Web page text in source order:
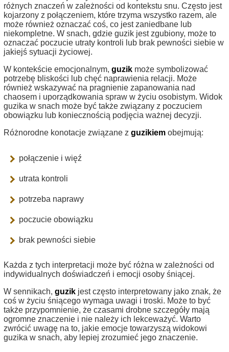
różnych znaczeń w zależności od kontekstu snu. Często jest
kojarzony z połączeniem, które trzyma wszystko razem, ale
może również oznaczać coś, co jest zaniedbane lub
niekompletne. W snach, gdzie guzik jest zgubiony, może to
oznaczać poczucie utraty kontroli lub brak pewności siebie w
jakiejś sytuacji życiowej.
W kontekście emocjonalnym, guzik może symbolizować
potrzebę bliskości lub chęć naprawienia relacji. Może
również wskazywać na pragnienie zapanowania nad
chaosem i uporządkowania spraw w życiu osobistym. Widok
guzika w snach może być także związany z poczuciem
obowiązku lub koniecznością podjęcia ważnej decyzji.
Różnorodne konotacje związane z guzikiem obejmują:
połączenie i więź
utrata kontroli
potrzeba naprawy
poczucie obowiązku
brak pewności siebie
Każda z tych interpretacji może być różna w zależności od
indywidualnych doświadczeń i emocji osoby śniącej.
W sennikach, guzik jest często interpretowany jako znak, że
coś w życiu śniącego wymaga uwagi i troski. Może to być
także przypomnienie, że czasami drobne szczegóły mają
ogromne znaczenie i nie należy ich lekceważyć. Warto
zwrócić uwagę na to, jakie emocje towarzyszą widokowi
guzika w snach, aby lepiej zrozumieć jego znaczenie.